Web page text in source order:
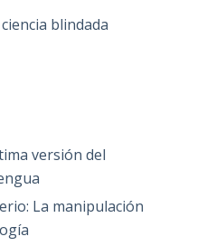
blindada
versión del
La manipulación